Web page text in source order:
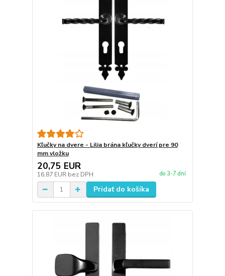
Kľučky na dvere - Lilia brána kľučky dverí pre 90
mm vložku
20,75 EUR
16,87 EUR bez DPH do 3-7 dní
Pridať do košíka